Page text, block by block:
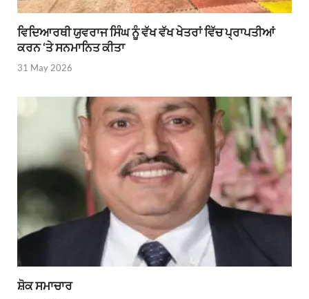
ਵਿਦਿਆਰਥੀ ਯੁਵਰਾਜ ਸਿੰਘ ਨੂੰ ਵੱਖ ਵੱਖ ਖੇਤਰਾਂ ਵਿੱਚ ਪ੍ਰਾਪਤੀਆਂ
ਕਰਨ ‘ਤੇ ਸਨਮਾਨਿਤ ਕੀਤਾ
31 May 2026
ਸ਼ੋਕ ਸਮਾਚਾਰ